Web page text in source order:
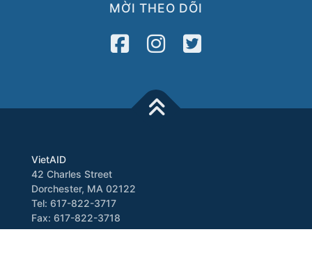
MỜI THEO DÕI
VietAID
42 Charles Street
Dorchester, MA 02122
Tel: 617-822-3717
Fax: 617-822-3718